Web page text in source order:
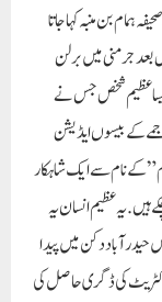
جسے صحیفہ ہمام بن منبہ کہا جاتا
و تاریخی دستاویز کو انہوں نے 1300 سال بعد جرمنی میں برلن
عظیم شخص جس نے
کے بیسوں ایڈیشن
کے نام سے ایک شاہکار
ترجمے ہوچکے ہیں.یہ عظیم انسان یہ
شخصیت ڈاکٹر محمد حمید اللہ کی تھی،آپ 1908 میں حیدر آباد دکن میں پیدا
سے ڈاکٹریٹ کی ڈگری حاصل کی